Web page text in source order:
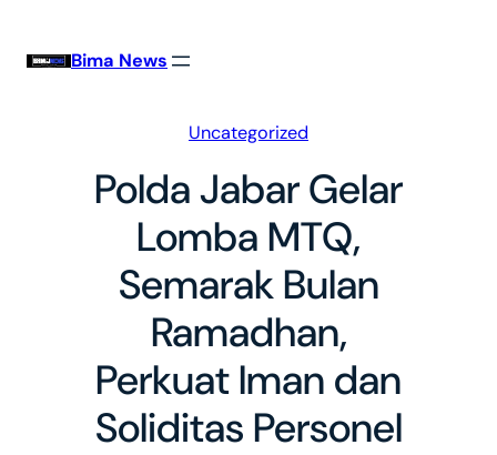
Bima News
Uncategorized
Polda Jabar Gelar
Lomba MTQ,
Semarak Bulan
Ramadhan,
Perkuat Iman dan
Soliditas Personel